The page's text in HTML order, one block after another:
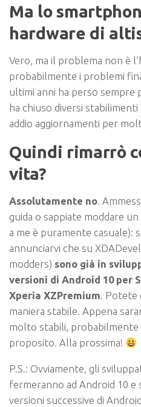
Ma lo
hardware di
Vero, ma il problema non è
probabilmente i problemi
ultimi anni ha perso sempre
ha chiuso diversi stabilimenti
addio aggiornamenti per
Quindi rimarrò
vita?
Assolutamente no.
guida o sappiate moddare
a me è puramente casuale):
annunciarvi che su
modders) sono già in
versioni di Android 10 per
Xperia XZPremium. Potete
maniera stabile. Appena
molto stabili, probabilmente
proposito. Alla prossima!
P.S.: Ovviamente, gli
fermeranno ad Android 10 e
versioni successive di